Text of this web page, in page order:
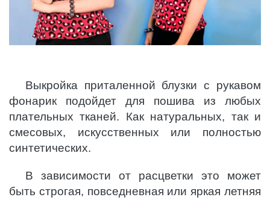
Выкройка приталенной блузки с рукавом
фонарик подойдет для пошива из любых
плательных тканей. Как натуральных, так и
смесовых, искусственных или полностью
синтетических.
В зависимости от расцветки это может
быть строгая, повседневная или яркая летняя